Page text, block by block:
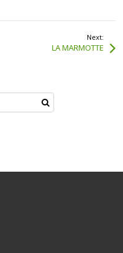
Tous les articles
Next:
LA MARMOTTE